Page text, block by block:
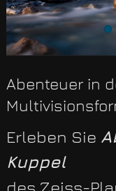
Abenteuer in
Erleben Sie
Kuppel
des Zeiss-